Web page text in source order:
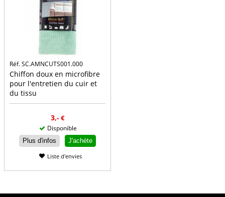
Réf. SC.AMNCUTS001.000
Chiffon doux en microfibre
pour l'entretien du cuir et
du tissu
3,- €
Disponible
Plus d'infos J'achète
Liste d'envies